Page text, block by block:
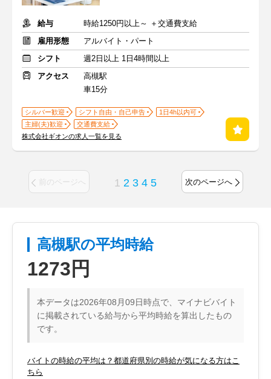
給与
時給1250円以上～ ＋交通費支給
雇用形態
アルバイト・パート
シフト
週2日以上 1日4時間以上
アクセス
高槻駅
車15分
シルバー歓迎 シフト自由・自己申告
1日4h以内可
主婦(夫)歓迎
交通費支給
株式会社ギオンの求人一覧を見る
前のページへ 1 2 3 4 5 次のページへ
高槻駅の平均時給
1273円
本データは2026年08月09日時点で、マイナビバイト
に掲載されている給与から平均時給を算出したもの
です。
バイトの時給の平均は？都道府県別の時給が気になる方はこ
ちら